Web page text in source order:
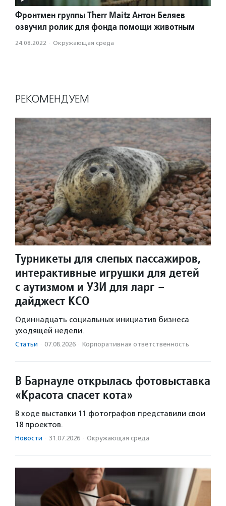
Фронтмен группы Therr Maitz Антон Беляев
озвучил ролик для фонда помощи животным
24.08.2022 · Окружающая среда
РЕКОМЕНДУЕМ
Турникеты для слепых пассажиров,
интерактивные игрушки для детей
с аутизмом и УЗИ для ларг –
дайджест КСО
Одиннадцать социальных инициатив бизнеса
уходящей недели.
Статьи · 07.08.2026 · Корпоративная ответственность
В Барнауле открылась фотовыставка
«Красота спасет кота»
В ходе выставки 11 фотографов представили свои
18 проектов.
Новости · 31.07.2026 · Окружающая среда